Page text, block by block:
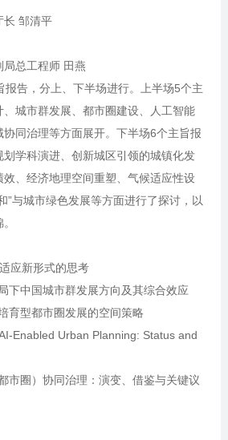
长 邹清平
总工程师 田燕
报告，分上、下半场进行。上半场5个主
、城市群发展、都市圈建设、人工智能
同治理等方面展开。下半场6个主旨报
学科演进、创新城区引领的城镇化发
效、经济地理空间重塑、气候适应性设
”与城市绿色发展等方面进行了探讨，以
应新形式的思考
下中国城市群发展方向及其综合效应
育型都市圈发展的空间策略
Enabled Urban Planning: Status and
市圈）协同治理：演变、借鉴与关键议